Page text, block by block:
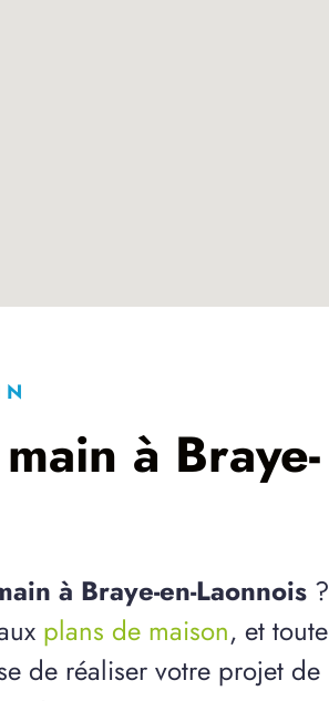
à Braye-
à Braye-en-Laonnois ?
plans de maison, et toute
de réaliser votre projet de